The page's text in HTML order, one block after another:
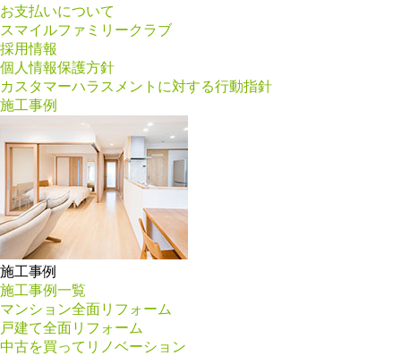
お支払いについて
スマイルファミリークラブ
採用情報
個人情報保護方針
カスタマーハラスメントに対する行動指針
施工事例
施工事例
施工事例一覧
マンション全面リフォーム
戸建て全面リフォーム
中古を買ってリノベーション